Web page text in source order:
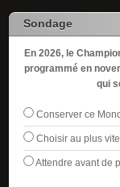
Sondage
En 2026, le
programmé en
qui
Conserver ce
Choisir au plus
Attendre avant de